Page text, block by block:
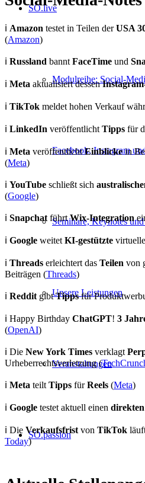
SO.live
Modulreihe: Social-
Facebook, Instagram
Seminare, Keynotes
Unsere Leistungen
Veranstaltungen
SO.passion
ℹ️ Amazon testet in Teilen derUSA
(Amazon)
ℹ️ Russland bannt FaceTime und
ℹ️ Meta aktualisiert dessen
ℹ️ TikTok meldet hohen Verkauf
ℹ️ LinkedIn veröffentlicht Tipps für
ℹ️ Meta veröffentlichtEinblickein
(Meta)
ℹ️ YouTube schließt sich
(Google)
ℹ️ Snapchat führtWix-Integration
ℹ️ Google weitet KI-gestützte virtuelle
ℹ️ Threads erleichtert das Teilen von
Beiträgen (Threads)
ℹ️ Reddit gibtTippsfür
ℹ️ Happy Birthday ChatGPT! 3
(OpenAI)
ℹ️ Die New York Times verklagt
Urheberrechtsverletzung(
ℹ️ Meta teilt Tipps fürReels (Meta)
ℹ️ Google testet aktuell einen
ℹ️ Die Verkaufsfrist von TikTok
Today)